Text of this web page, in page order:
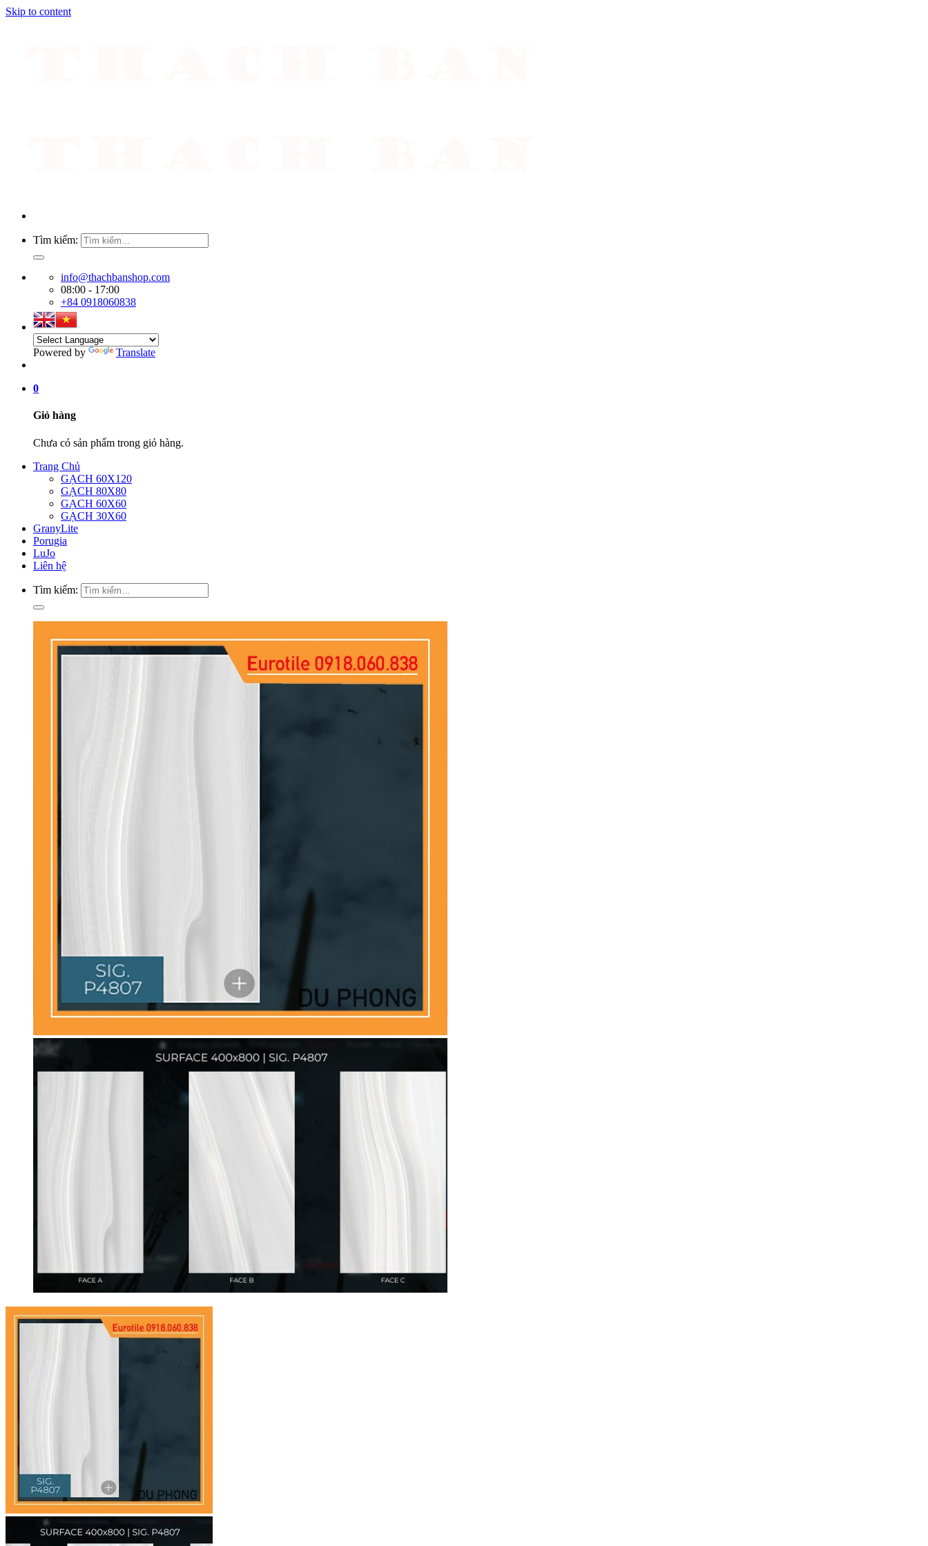
Skip to content
Tìm kiếm:
info@thachbanshop.com
08:00 - 17:00
+84 0918060838
Powered by Translate
0
Giỏ hàng
Chưa có sản phẩm trong giỏ hàng.
Trang Chủ
GẠCH 60X120
GẠCH 80X80
GẠCH 60X60
GẠCH 30X60
GranyLite
Porugia
LuJo
Liên hệ
Tìm kiếm: